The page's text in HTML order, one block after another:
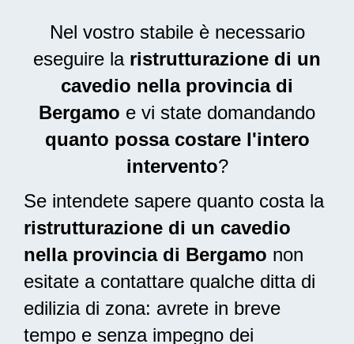
Nel vostro stabile è necessario
eseguire la ristrutturazione di un
cavedio nella provincia di
Bergamo e vi state domandando
quanto possa costare l'intero
intervento?
Se intendete sapere quanto costa la
ristrutturazione di un cavedio
nella provincia di Bergamo non
esitate a contattare qualche ditta di
edilizia di zona: avrete in breve
tempo e senza impegno dei